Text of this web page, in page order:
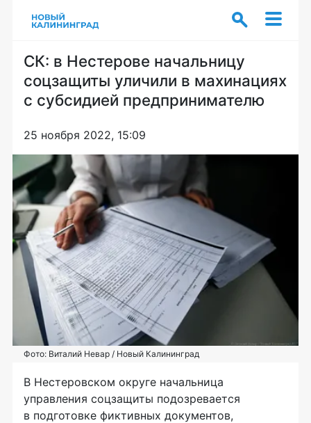
СК: в Нестерове начальницу
соцзащиты уличили в махинациях
с субсидией предпринимателю
25 ноября 2022, 15:09
Фото: Виталий Невар / Новый Калининград
В Нестеровском округе начальница
управления соцзащиты подозревается
в подготовке фиктивных документов,